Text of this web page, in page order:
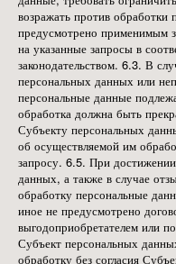
возражать против обработки
предусмотрено применимым
на указанные запросы в
законодательством. 6.3. В
персональных данных или
персональные данные
обработка должна быть
Субъекту персональных
об осуществляемой им
запросу. 6.5. При
данных, а также в случае
обработку персональные
иное не предусмотрено
выгодоприобретателем или
Субъект персональных
обработку без согласия